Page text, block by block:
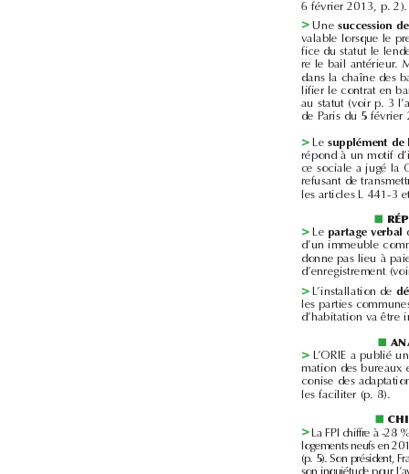
6février2013, p.2).
> Une
> Le
> partage verbal
>
>
les faciliter (p.8).
>